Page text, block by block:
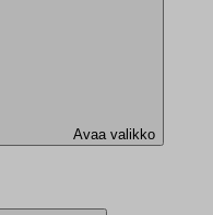
Avaa valikko